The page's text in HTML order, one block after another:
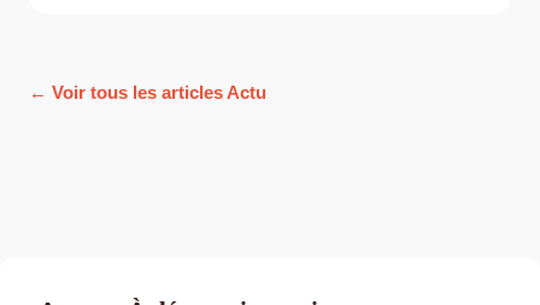
← Voir tous les articles Actu